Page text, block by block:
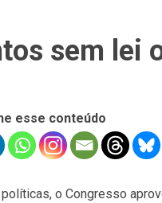
sem lei
esse conteúdo
o Congresso